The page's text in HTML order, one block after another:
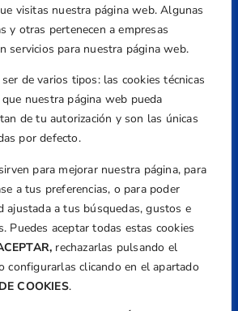
visitas nuestra página web. Algunas
y otras pertenecen a empresas
servicios para nuestra página web.
de varios tipos: las cookies técnicas
nuestra página web pueda
de tu autorización y son las únicas
por defecto.
para mejorar nuestra página, para
a tus preferencias, o para poder
ajustada a tus búsquedas, gustos e
Puedes aceptar todas estas cookies
rechazarlas pulsando el
configurarlas clicando en el apartado
COOKIES.
Carrer d'Isaac Peral i
5, Despachos 2 y 3, 46980,
Valencia
Teléfono
961 367 799
Email
Aviso Legal
de Privacidad
Transparencia
Normativa
Federación